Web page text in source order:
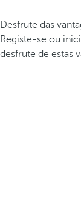
Desfrute das
Registe-se ou
desfrute de estas